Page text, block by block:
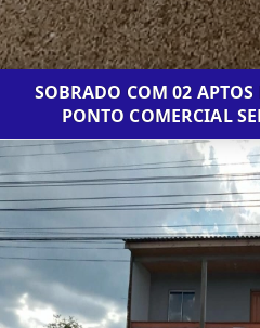
SOBRADO COM 02
PONTO COMERCIAL